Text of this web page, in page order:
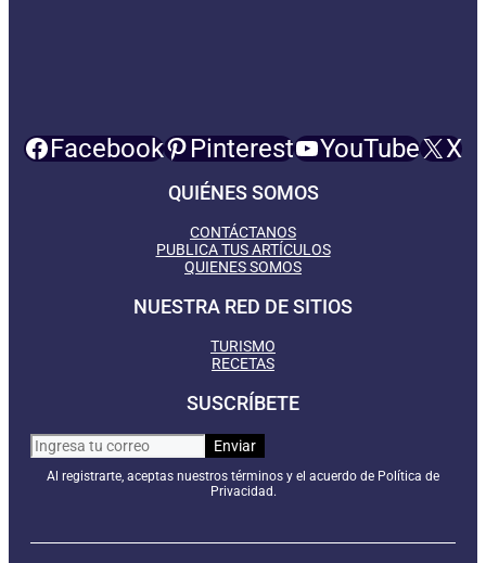
Facebook Pinterest YouTube X
QUIÉNES SOMOS
CONTÁCTANOS
PUBLICA TUS ARTÍCULOS
QUIENES SOMOS
NUESTRA RED DE SITIOS
TURISMO
RECETAS
SUSCRÍBETE
Al registrarte, aceptas nuestros términos y el acuerdo de Política de
Privacidad.